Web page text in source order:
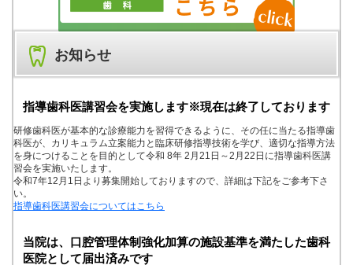
お知らせ
指導歯科医講習会を実施します※現在は終了しております
研修歯科医が基本的な診療能力を習得できるように、その任に当たる指導歯
科医が、カリキュラム立案能力と臨床研修指導技術を学び、適切な指導方法
を身につけることを目的として令和 8年 2月21日～2月22日に指導歯科医講
習会を実施いたします。
令和7年12月1日より募集開始しておりますので、詳細は下記をご参考下さ
い。
指導歯科医講習会についてはこちら
当院は、口腔管理体制強化加算の施設基準を満たした歯科
医院として届出済みです